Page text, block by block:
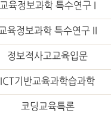
교육정보과학 특수연구 I
육정보과학 특수연구 II
정보적사고교육입문
ICT기반교육과학습과학
코딩교육특론